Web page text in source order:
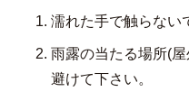
濡れた手で触らない
雨露の当たる場所(
避けて下さい。